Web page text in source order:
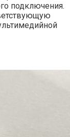
подключения.